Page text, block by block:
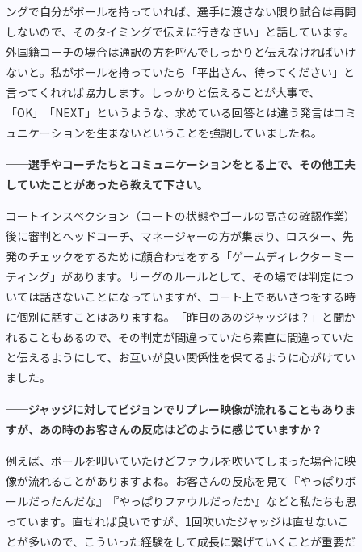
ングで自分がボールを持っていれば、選手に渡さない限り試合は再開
しないので、そのタイミングで伝えに行きなさい」と話しています。
外国籍コーチの場合は通訳の方を呼んでしっかりと伝えなければいけ
ないと。私がボールを持っていたら「平出さん、待ってください」と
言ってくれれば協力します。しっかりと伝えることが大事で、
「OK」「NEXT」というような、求めている回答とは違う発言はコミ
ュニケーションを生まないということを強調していましたね。
──選手やコーチたちとコミュニケーションをとる上で、その他工夫
していたことがあったら教えて下さい。
コートインスペクション（コートの状態やゴールの高さの確認作業）
後に審判とヘッドコーチ、マネージャーの方が集まり、ロスター、先
発のチェックをするために顔合わせをする「ゲームディレクターミー
ティング」があります。リーグのルールとして、その場では判定につ
いては話さないことになっていますが、コート上であいさつをする時
に個別に話すことはありますね。「昨日のあのジャッジは？」と聞か
れることもあるので、その判定が間違っていたら素直に間違っていた
と伝えるようにして、お互いが良い関係性を保てるように心がけてい
ました。
──ジャッジに対してビジョンでリプレー映像が流れることもありま
すが、あの時のお客さんの反応はどのように感じていますか？
例えば、ボールを叩いていたけどファウルを吹いてしまった場合に映
像が流れることがありますよね。お客さんの反応を見て『やっぱりボ
ールだったんだな』『やっぱりファウルだったか』などと私たちも思
っています。直せれば良いですが、1回吹いたジャッジは直せないこ
とが多いので、こういった経験をして成長に繋げていくことが重要だ